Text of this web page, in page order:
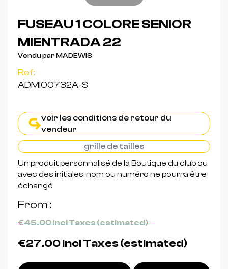
FUSEAU 1 COLORE SENIOR
MIENTRADA 22
Vendu par MADEWIS
Ref:
ADMI00732A-S
voir les conditions de retour du
vendeur
grille de tailles
Un produit personnalisé de la Boutique du club ou
avec des initiales, nom ou numéro ne pourra être
échangé
From
€45.00incl Taxes (estimated)
€27.00incl Taxes (estimated)